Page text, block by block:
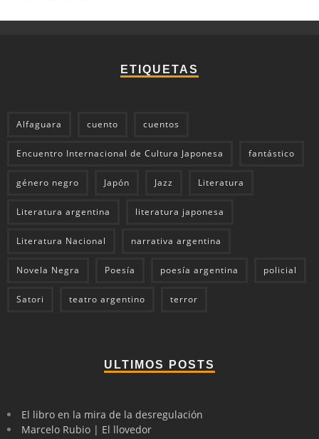
ETIQUETAS
Alfaguara cuento cuentos
Encuentro Internacional de Cultura Japonesa fantástico
género negro Japón Jazz Literatura
Literatura argentina literatura japonesa
Literatura Nacional narrativa argentina
Novela Negra Poesía poesía argentina policial
Satori teatro argentino terror
ULTIMOS POSTS
El libro en la mira de la desregulación
Marcelo Rubio | El llovedor